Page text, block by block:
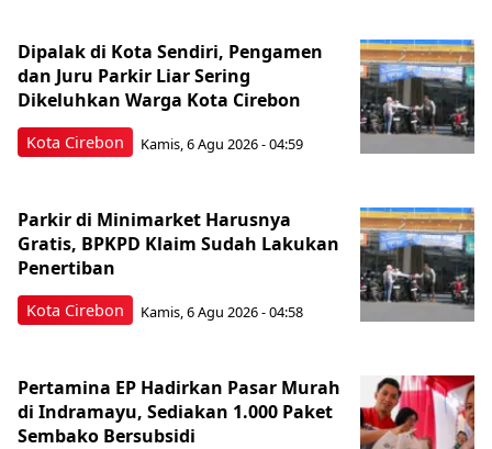
Kota Cirebon
Dipalak di Kota Sendiri, Pengamen
dan Juru Parkir Liar Sering
Dikeluhkan Warga Kota Cirebon
Kamis, 6 Agu 2026 - 04:59
Kota Cirebon
Parkir di Minimarket Harusnya
Gratis, BPKPD Klaim Sudah Lakukan
Penertiban
Kamis, 6 Agu 2026 - 04:58
Pertamina EP Hadirkan Pasar Murah
di Indramayu, Sediakan 1.000 Paket
Sembako Bersubsidi